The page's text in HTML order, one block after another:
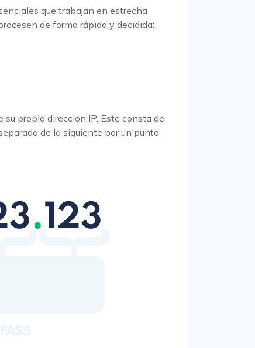
que trabajan en estrecha
de forma rápida y decidida:
propia dirección IP. Este consta de
de la siguiente por un punto